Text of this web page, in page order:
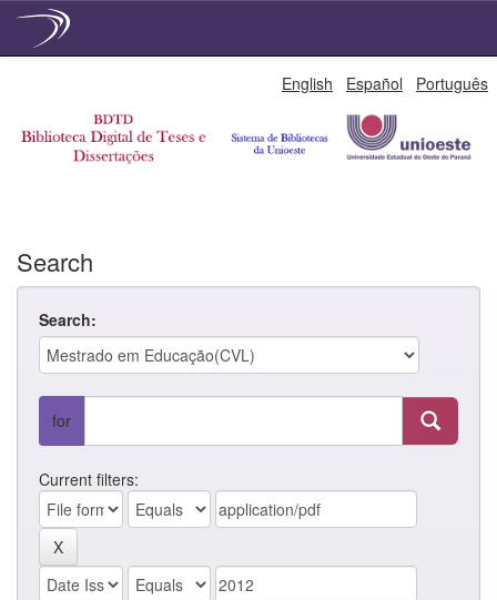
English Español Português
Search
Search:
for
Current filters: